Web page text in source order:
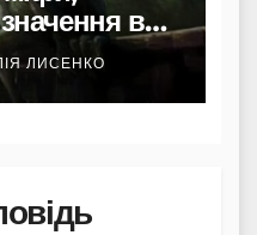
в
ЛИСЕНКО